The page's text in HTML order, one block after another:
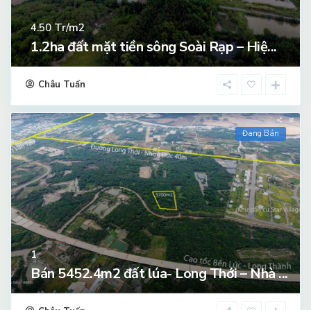
4.50Tr/m2
1.2ha đất mặt tiền sông Soài Rạp – Hiệ...
Châu Tuấn
Đang Bán
1
Bán 5452.4m2 đất lúa- Long Thới – Nhà ...